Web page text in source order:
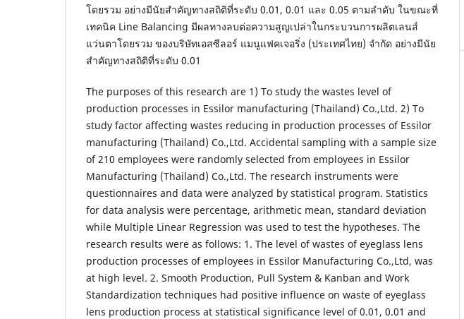
โดยรวม อย่างมีนัยสำคัญทางสถิติที่ระดับ 0.01, 0.01 และ 0.05 ตามลำดับ ในขณะที่
เทคนิค Line Balancing มีผลทางลบต่อความสูญเปล่าในกระบวนการผลิตเลนส์
แว่นตาโดยรวม ของบริษัทเอสซีลอร์ แมนูแฟคเจอริ่ง (ประเทศไทย) จำกัด อย่างมีนัย
สำคัญทางสถิติที่ระดับ 0.01
The purposes of this research are 1) To study the wastes level of
production processes in Essilor manufacturing (Thailand) Co.,Ltd. 2) To
study factor affecting wastes reducing in production processes of Essilor
manufacturing (Thailand) Co.,Ltd. Accidental sampling with a sample size
of 210 employees were randomly selected from employees in Essilor
Manufacturing (Thailand) Co.,Ltd. The research instruments were
questionnaires and data were analyzed by statistical program. Statistics
for data analysis were percentage, arithmetic mean, standard deviation
while Multiple Linear Regression was used to test the hypotheses. The
research results were as follows: 1. The level of wastes of eyeglass lens
production processes of employees in Essilor Manufacturing Co.,Ltd, was
at high level. 2. Smooth Production, Pull System & Kanban and Work
Standardization techniques had positive influence on waste of eyeglass
lens production process at statistical significance level of 0.01, 0.01 and